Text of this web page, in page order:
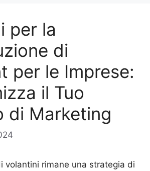
per la
di
per le Imprese:
il Tuo
di Marketing
volantini rimane una strategia di